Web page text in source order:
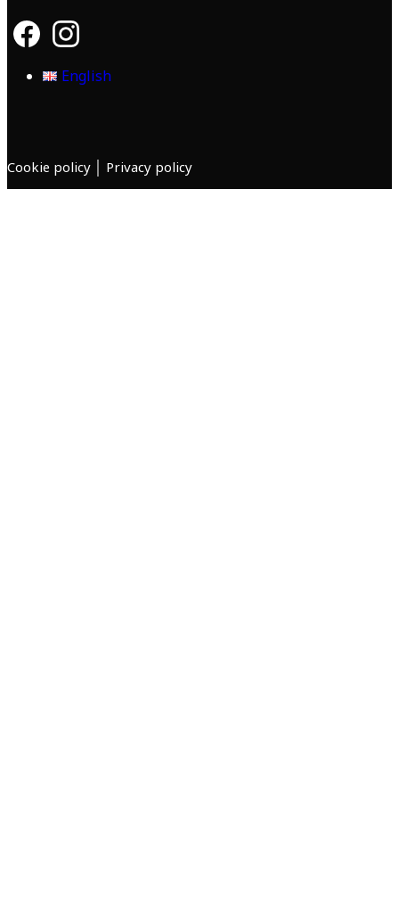
F
a
e
I
n
s
t
English
Cookie policy Privacy policy